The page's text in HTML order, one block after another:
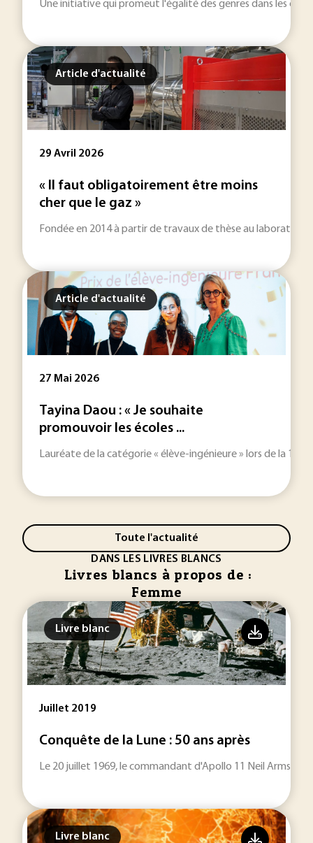
Une initiative qui promeut l'égalité des genres dans les
Article d'actualité
29 Avril 2026
« Il faut obligatoirement être moins
cher que le gaz »
Fondée en 2014 à partir de travaux de thèse au laboratoire
Article d'actualité
27 Mai 2026
Tayina Daou : « Je souhaite
promouvoir les écoles ...
Lauréate de la catégorie « élève-ingénieure » lors de la 16e
Toute l'actualité
DANS LES LIVRES BLANCS
Livres blancs à propos de :
Femme
Livre blanc
Juillet 2019
Conquête de la Lune : 50 ans après
Le 20 juillet 1969, le commandant d'Apollo 11 Neil
Livre blanc